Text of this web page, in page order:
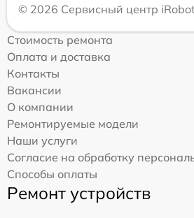
© 2026 Сервисный центр
Стоимость ремонта
Оплата и доставка
Контакты
Вакансии
О компании
Ремонтируемые модели
Наши услуги
Согласие на обработку
Способы оплаты
Ремонт устройств